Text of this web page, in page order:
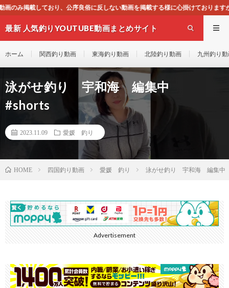
しない動画を掲載する様に心掛けておりますが、もし一般通念上不適合と
最新 人気釣りYOUTUBE動画まとめサイト
ホーム 関西釣り動画 東海釣り動画 北陸釣り動画 九州釣り
泳がせ釣り 宇和海 編集中
#shorts
2023.11.09 愛媛 釣り
HOME 四国釣り動画 愛媛 釣り 泳がせ釣り 宇和海 編集
Advertisement